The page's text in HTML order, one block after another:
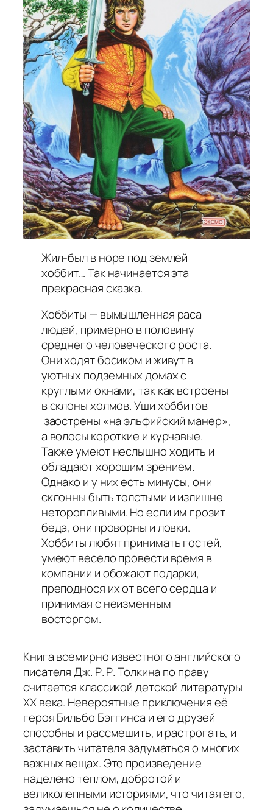
Жил-был в норе под землей
хоббит… Так начинается эта
прекрасная сказка.
Хоббиты — вымышленная раса
людей, примерно в половину
среднего человеческого роста.
Они ходят босиком и живут в
уютных подземных домах с
круглыми окнами, так как встроены
в склоны холмов. Уши хоббитов
заострены «на эльфийский манер»,
а волосы короткие и курчавые.
Также умеют неслышно ходить и
обладают хорошим зрением.
Однако и у них есть минусы, они
склонны быть толстыми и излишне
неторопливыми. Но если им грозит
беда, они проворны и ловки.
Хоббиты любят принимать гостей,
умеют весело провести время в
компании и обожают подарки,
преподнося их от всего сердца и
принимая с неизменным
восторгом.
Книга всемирно известного английского
писателя Дж. Р. Р. Толкина по праву
считается классикой детской литературы
XX века. Невероятные приключения её
героя Бильбо Бэггинса и его друзей
способны и рассмешить, и растрогать, и
заставить читателя задуматься о многих
важных вещах. Это произведение
наделено теплом, добротой и
великолепными историями, что читая его,